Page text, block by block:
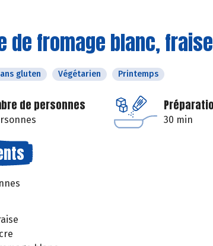
de fromage blanc,
gluten Végétarien Printemps
de personnes
30 min